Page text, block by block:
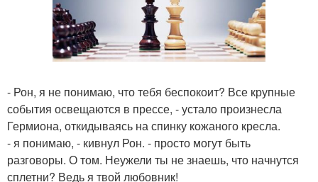
- Рон, я не понимаю, что тебя беспокоит? Все крупные
события освещаются в прессе, - устало произнесла
Гермиона, откидываясь на спинку кожаного кресла.
- я понимаю, - кивнул Рон. - просто могут быть
разговоры. О том. Неужели ты не знаешь, что начнутся
сплетни? Ведь я твой любовник!